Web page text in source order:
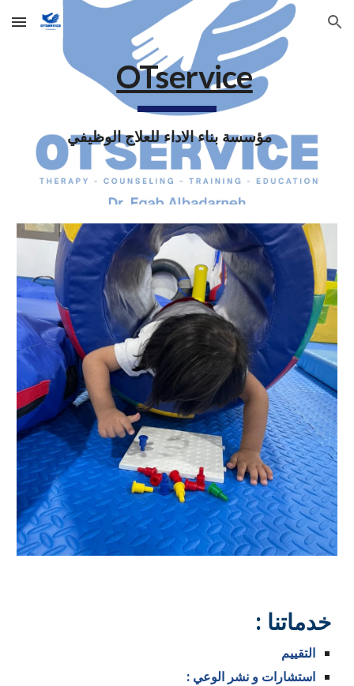
Skip to main content Skip to navigation
OTservice
مؤسسة بناء الاداء للعلاج الوظيفي
خدماتنا :
التقييم
استشارات و نشر الوعي :